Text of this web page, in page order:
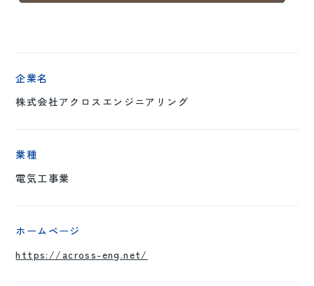
企業名
株式会社アクロスエンジニアリング
業種
電気工事業
ホームページ
https://across-eng.net/